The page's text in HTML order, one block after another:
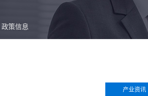
政策信息
产业资讯